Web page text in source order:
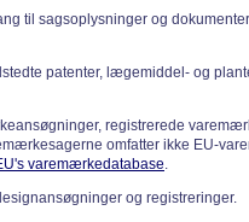
til sagsoplysninger og
patenter, lægemiddel- og
registrerede
omfatter ikke EU-
varemærkedatabase.
og registreringer.